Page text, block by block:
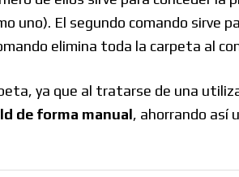
uno). El segundo comando sirve
elimina toda la carpeta al
ya que al tratarse de una
de forma manual, ahorrando así